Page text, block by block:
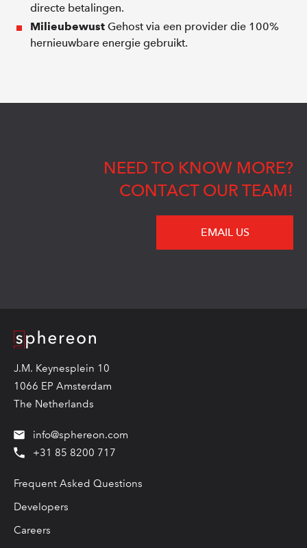
directe betalingen.
Milieubewust Gehost via een provider die 100%
hernieuwbare energie gebruikt.
NEED TO KNOW MORE?
CONTACT OUR TEAM!
EMAIL US
Logo
J.M. Keynesplein 10
1066 EP Amsterdam
The Netherlands
info@sphereon.com
+31 85 8200 717
Frequent Asked Questions
Developers
Careers